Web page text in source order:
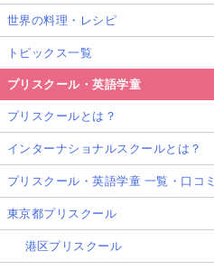
世界の料理・レシピ
トピックス一覧
プリスクール・英語学童
プリスクールとは？
インターナショナルスクールとは？
プリスクール・英語学童 一覧・口コミ
東京都プリスクール
港区プリスクール